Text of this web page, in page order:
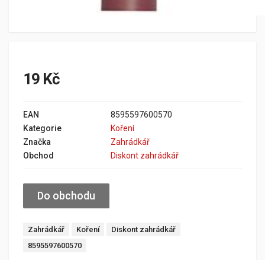
19 Kč
EAN
8595597600570
Kategorie
Koření
Značka
Zahrádkář
Obchod
Diskont zahrádkář
Do obchodu
Zahrádkář Koření
Diskont zahrádkář
8595597600570